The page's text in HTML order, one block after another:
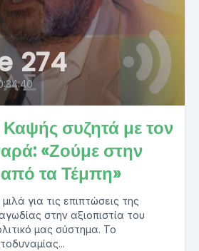
274
συζητά με τον
«Ζούμε στην
τα Τέμπη»
για τις επιπτώσεις της
στην αξιοπιστία του
μας σύστημα. Το